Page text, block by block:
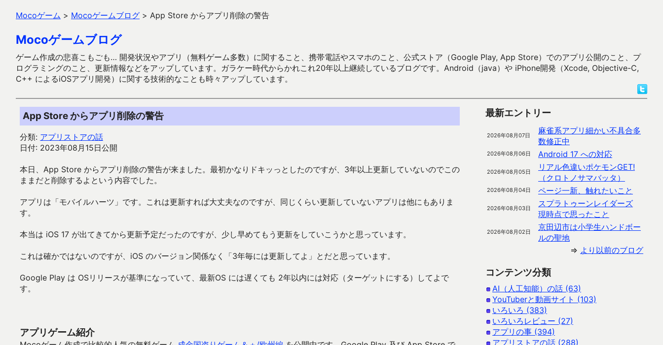
Mocoゲーム > Mocoゲームブログ > App Store からアプリ削除の警告
Mocoゲームブログ
ゲーム作成の悲喜こもごも… 開発状況やアプリ（無料ゲーム多数）に関すること、携帯電話やスマホのこと、公式ストア（Google Play, App Store）でのアプリ公開のこと、プ
ログラミングのこと、更新情報などをアップしています。ガラケー時代からかれこれ20年以上継続しているブログです。Android（java）や iPhone開発（Xcode, Objective-C,
C++ によるiOSアプリ開発）に関する技術的なことも時々アップしています。
App Store からアプリ削除の警告
分類: アプリストアの話
日付: 2023年08月15日公開
本日、App Store からアプリ削除の警告が来ました。最初かなりドキッっとしたのですが、3年以上更新していないのでこの
ままだと削除するよという内容でした。
アプリは「モバイルハーツ」です。これは更新すれば大丈夫なのですが、同じくらい更新していないアプリは他にもありま
す。
本当は iOS 17 が出てきてから更新予定だったのですが、少し早めてもう更新をしていこうかと思っています。
これは確かではないのですが、iOS のバージョン関係なく「3年毎には更新してよ」とだと思っています。
Google Play は OSリリースが基準になっていて、最新OS には遅くても 2年以内には対応（ターゲットにする）してよで
す。
アプリゲーム紹介
最新エントリー
2026年08月07日
麻雀系アプリ細かい不具合多
数修正中
2026年08月06日 Android 17 への対応
2026年08月05日
リアル色違いポケモンGET!
（クロトノサマバッタ）
2026年08月04日 ページ一新、触れたいこと
2026年08月03日
スプラトゥーンレイダーズ
現時点で思ったこと
2026年08月02日
京田辺市は小学生ハンドボー
ルの聖地
⇒ より以前のブログ
コンテンツ分類
AI（人工知能）の話 (63)
YouTuberと動画サイト (103)
いろいろ (383)
いろいろレビュー (27)
アプリの事 (394)
アプリストアの話 (288)